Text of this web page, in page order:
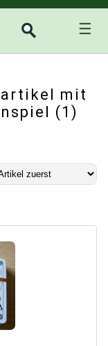
☰
mit
(1)